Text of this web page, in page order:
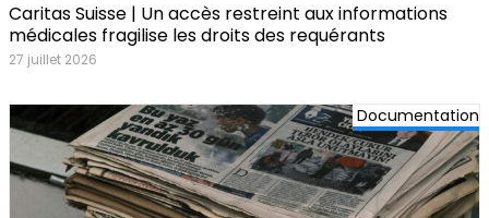
Caritas Suisse | Un accès restreint aux informations
médicales fragilise les droits des requérants
27 juillet 2026
Documentation